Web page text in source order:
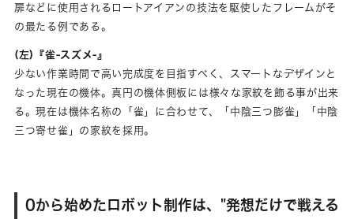
扉などに使用されるロートアイアンの技法を駆使したフレームがそ
の最たる例である。
(左)『雀-スズメ-』
少ない作業時間で高い完成度を目指すべく、スマートなデザインと
なった現在の機体。真円の機体側板には様々な家紋を飾る事が出来
る。現在は機体名称の「雀」に合わせて、「中陰三つ膨雀」「中陰
三つ寄せ雀」の家紋を採用。
0から始めたロボット制作は、"発想だけで戦える